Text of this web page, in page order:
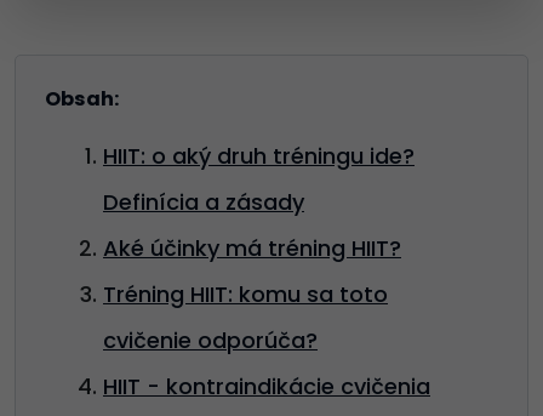
Obsah:
HIIT: o aký druh tréningu ide?
Definícia a zásady
Aké účinky má tréning HIIT?
Tréning HIIT: komu sa toto
cvičenie odporúča?
HIIT - kontraindikácie cvičenia